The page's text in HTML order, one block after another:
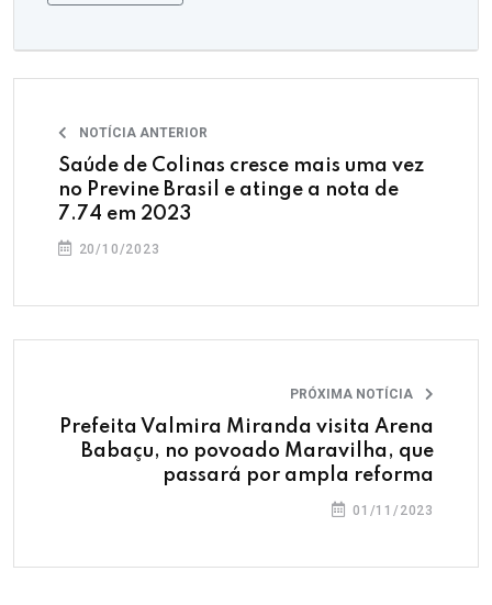
NOTÍCIA ANTERIOR
Saúde de Colinas cresce mais uma vez
no Previne Brasil e atinge a nota de
7.74 em 2023
20/10/2023
PRÓXIMA NOTÍCIA
Prefeita Valmira Miranda visita Arena
Babaçu, no povoado Maravilha, que
passará por ampla reforma
01/11/2023